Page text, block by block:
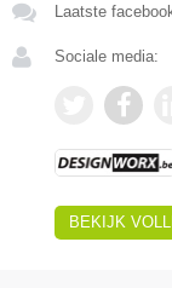
Laatste
Sociale media:
BEKIJK